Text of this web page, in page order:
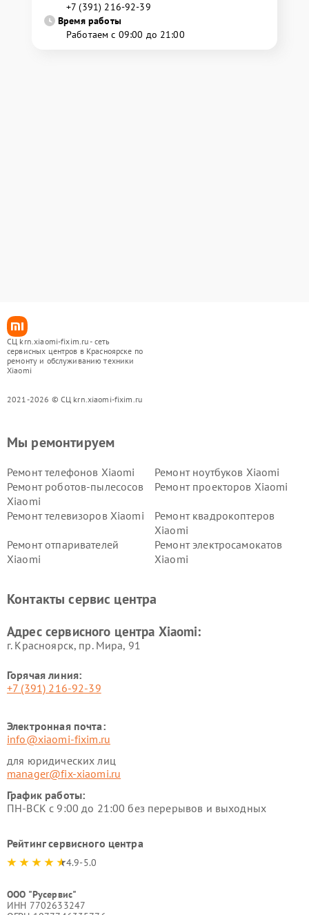
+7 (391) 216-92-39
Время работы
Работаем с 09:00 до 21:00
СЦ krn.xiaomi-fixim.ru - сеть
сервисных центров в Красноярске по
ремонту и обслуживанию техники
Xiaomi
2021-2026 © СЦ krn.xiaomi-fixim.ru
Мы ремонтируем
Ремонт телефонов Xiaomi
Ремонт ноутбуков Xiaomi
Ремонт роботов-пылесосов
Xiaomi
Ремонт проекторов Xiaomi
Ремонт телевизоров Xiaomi
Ремонт квадрокоптеров
Xiaomi
Ремонт отпаривателей
Xiaomi
Ремонт электросамокатов
Xiaomi
Ремонт стиральных машин
Ремонт смарт-часов Xiaomi
Контакты сервис центра
Адрес сервисного центра Xiaomi:
г. Красноярск, ​пр. Мира, 91
Горячая линия:
+7 (391) 216-92-39
Электронная почта:
info@xiaomi-fixim.ru
для юридических лиц
manager@fix-xiaomi.ru
График работы:
ПН-ВСК с 9:00 до 21:00 без перерывов и выходных
Рейтинг сервисного центра
4.9-5.0
ООО "Русервис"
ИНН 7702633247